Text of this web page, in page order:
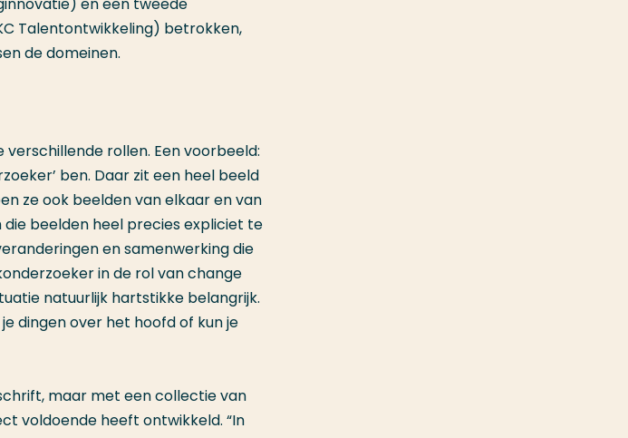
Talentontwikkeling) betrokken,
de domeinen.
rollen. Een voorbeeld:
ben. Daar zit een heel beeld
ze ook beelden van elkaar en van
die beelden heel precies expliciet te
en samenwerking die
in de rol van change
natuurlijk hartstikke belangrijk.
dingen over het hoofd of kun je
maar met een collectie van
voldoende heeft ontwikkeld. “In